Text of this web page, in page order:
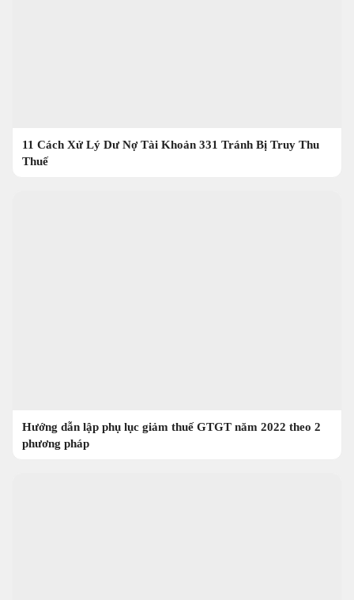
11 Cách Xử Lý Dư Nợ Tài Khoản 331 Tránh Bị Truy Thu
Thuế
Hướng dẫn lập phụ lục giảm thuế GTGT năm 2022 theo 2
phương pháp